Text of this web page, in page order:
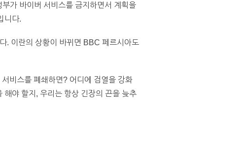
가 바이버 서비스를 금지하면서 계획을
니다.
. 이란의 상황이 바뀌면 BBC 페르시아도
비스를 폐쇄하면? 어디에 검열을 강화
야 할지, 우리는 항상 긴장의 끈을 늦추